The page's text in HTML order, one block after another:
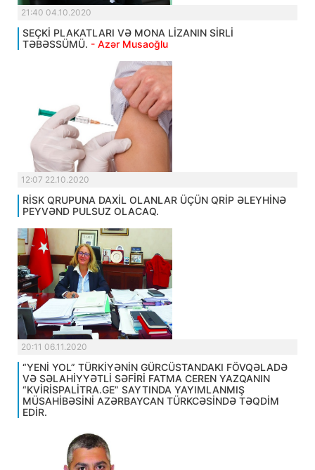
21:40 04.10.2020
SEÇKİ PLAKATLARI VƏ MONA LİZANIN SİRLİ
TƏBƏSSÜMÜ. - Azər Musaoğlu
12:07 22.10.2020
RİSK QRUPUNA DAXİL OLANLAR ÜÇÜN QRİP ƏLEYHİNƏ
PEYVƏND PULSUZ OLACAQ.
20:11 06.11.2020
“YENİ YOL” TÜRKİYƏNİN GÜRCÜSTANDAKI FÖVQƏLADƏ
VƏ SƏLAHİYYƏTLİ SƏFİRİ FATMA CEREN YAZQANIN
“KVİRİSPALİTRA.GE” SAYTINDA YAYIMLANMIŞ
MÜSAHİBƏSİNİ AZƏRBAYCAN TÜRKCƏSİNDƏ TƏQDİM
EDİR.